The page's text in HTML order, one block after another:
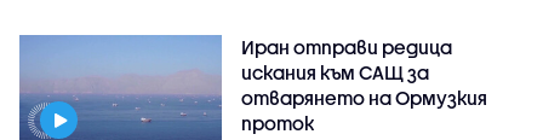
Иран отправи редица
искания към САЩ за
отварянето на Ормузкия
проток